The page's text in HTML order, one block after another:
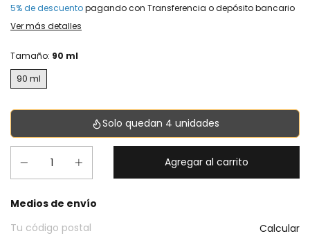
5% de descuentopagando con Transferencia o depósito bancario
Ver más detalles
Tamaño: 90 ml
90 ml
Solo quedan 4 unidades
Entregas para el CP:
Medios de envío
Calcular